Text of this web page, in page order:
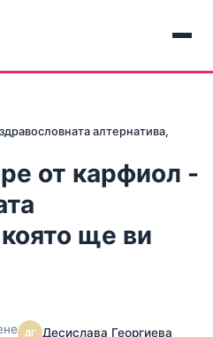
алтернатива,
от карфиол -
ще ви
Десислава Георгиева